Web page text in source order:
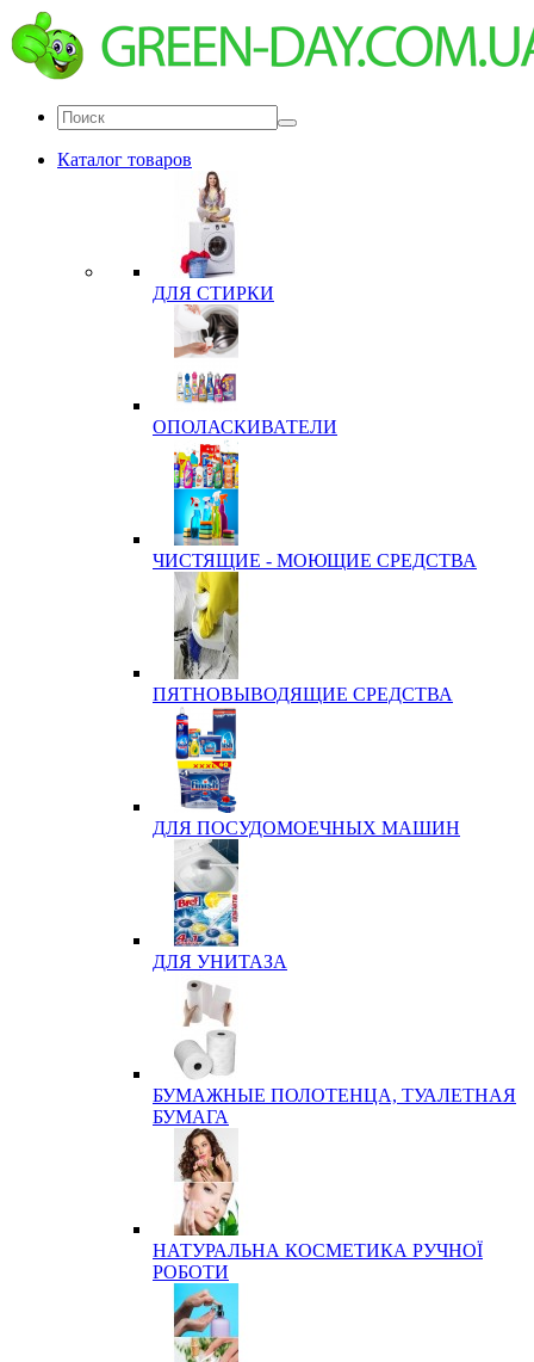
Каталог товаров
ДЛЯ СТИРКИ
ОПОЛАСКИВАТЕЛИ
ЧИСТЯЩИЕ - МОЮЩИЕ СРЕДСТВА
ПЯТНОВЫВОДЯЩИЕ СРЕДСТВА
ДЛЯ ПОСУДОМОЕЧНЫХ МАШИН
ДЛЯ УНИТАЗА
БУМАЖНЫЕ ПОЛОТЕНЦА, ТУАЛЕТНАЯ
БУМАГА
НАТУРАЛЬНА КОСМЕТИКА РУЧНОЇ
РОБОТИ